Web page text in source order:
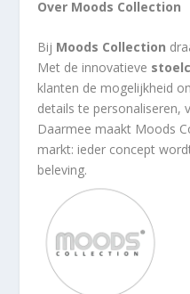
Over Moods Collection
Bij Moods Collection
Met de innovatieve
klanten de mogelijkheid
details te personaliseren,
Daarmee maakt Moods
markt: ieder concept
beleving.